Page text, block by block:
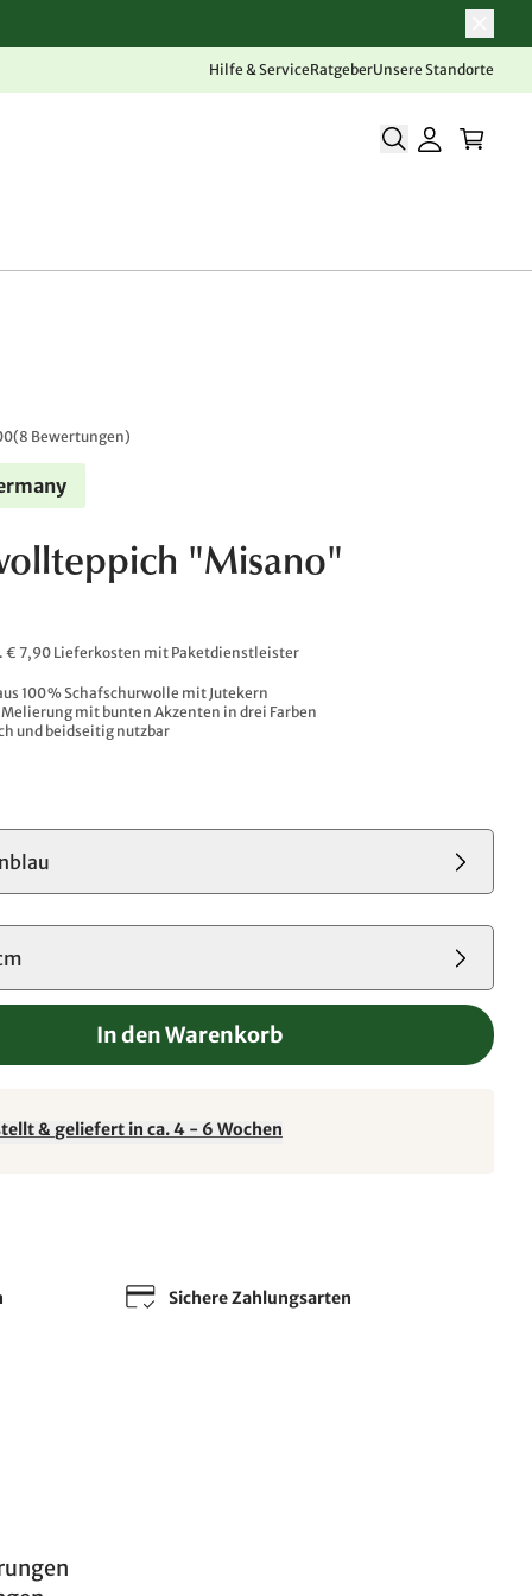
Hilfe & ServiceRatgeberUnsere Standorte
(8 Bewertungen)
"Misano"
€ 7,90 Lieferkosten mit Paketdienstleister
100 % Schafschurwolle mit Jutekern​
mit bunten Akzenten in drei Farben​
und beidseitig nutzbar
In den Warenkorb
& geliefert in ca. 4 - 6 Wochen
Sichere Zahlungsarten